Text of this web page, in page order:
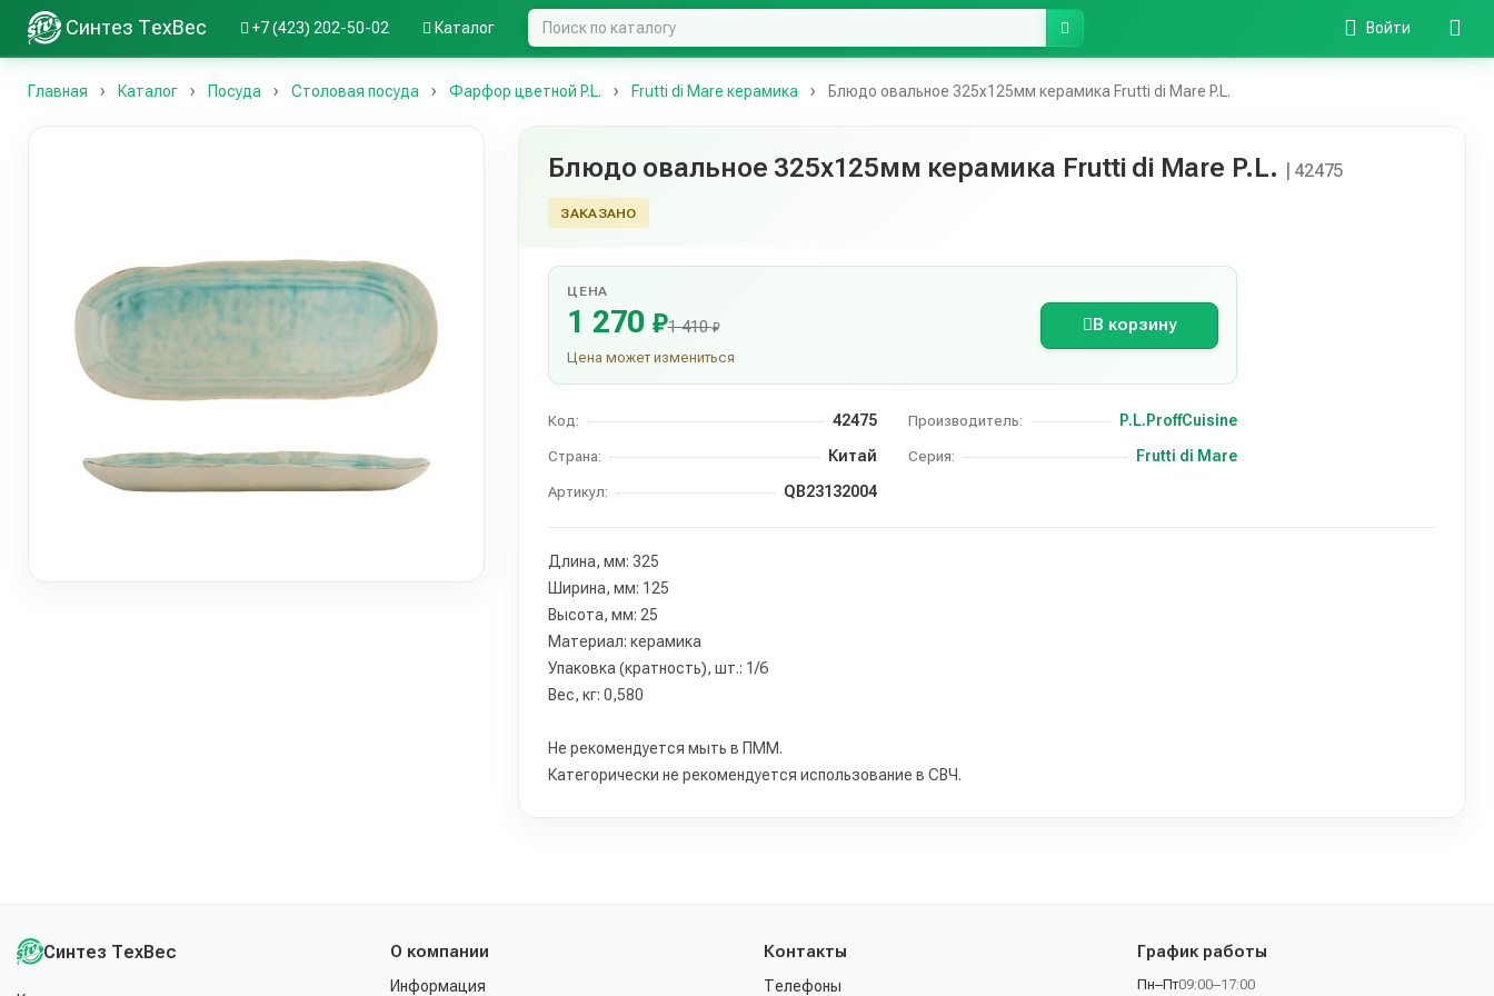
Синтез ТехВес +7 (423) 202-50-02 Каталог Войти
Главная Каталог Посуда Столовая посуда Фарфор цветной P.L. Frutti di Mare керамика Блюдо овальное 325x125мм керамика Frutti di Mare P.L.
Блюдо овальное 325x125мм керамика Frutti di Mare P.L. | 42475
ЗАКАЗАНО
ЦЕНА
1 270 ₽1 410₽
Цена может измениться
В корзину
Код: 42475 Производитель: P.L.ProffCuisine
Страна: Китай Серия: Frutti di Mare
Артикул: QB23132004
Длина, мм: 325
Ширина, мм: 125
Высота, мм: 25
Материал: керамика
Упаковка (кратность), шт.: 1/6
Вес, кг: 0,580
Не рекомендуется мыть в ПММ.
Категорически не рекомендуется использование в СВЧ.
Синтез ТехВес О компании
Информация
Контакты
Телефоны
График работы
Пн–Пт09:00–17:00